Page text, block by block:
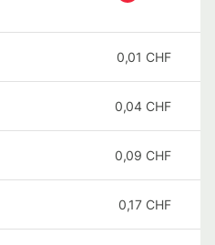
0,01 CHF
0,04 CHF
0,09 CHF
0,17 CHF